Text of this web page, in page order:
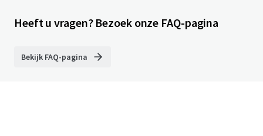
Heeft u vragen? Bezoek onze FAQ-pagina
Bekijk FAQ-pagina